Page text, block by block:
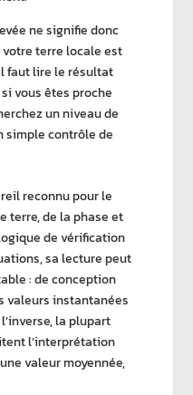
ne signifie donc
votreterre localeest
faut lire le résultat
vous êtes proche
unniveau de
simple contrôle de
reconnu pour le
terre, de la phase et
de vérification
sa lecture peut
: de conception
valeurs instantanées
la plupart
l’interprétation
valeur moyennée,